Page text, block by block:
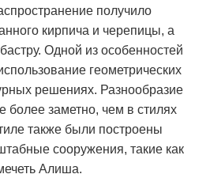
получило
кирпича и черепицы, а
Одной из особенностей
геометрических
решениях. Разнообразие
более заметно, чем в стилях
также были построены
сооружения, такие как
Алиша.